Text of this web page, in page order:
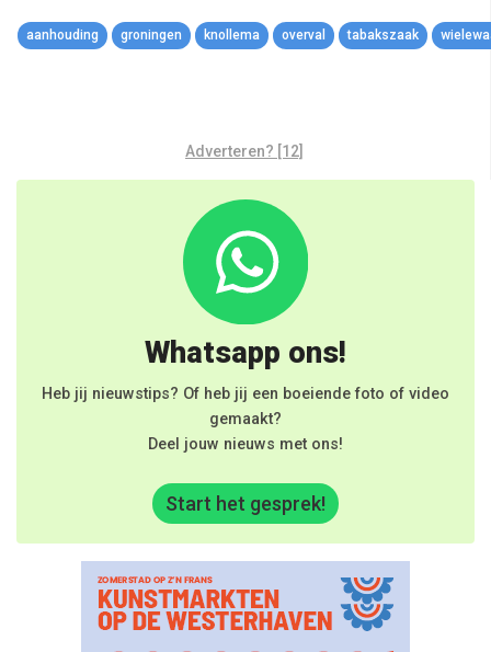
Link
aanhouding groningen knollema overval tabakszaak
Adverteren? [12]
Whatsapp ons!
Heb jij nieuwstips? Of heb jij een boeiende foto of video
gemaakt?
Deel jouw nieuws met ons!
Start het gesprek!